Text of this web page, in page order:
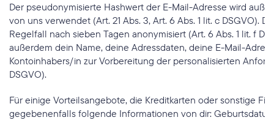
Der pseudonymisierte Hashwert der E-Mail-Adresse wird
von uns verwendet (Art. 21 Abs. 3, Art. 6 Abs. 1 lit. c
Regelfall nach sieben Tagen anonymisiert (Art. 6 Abs. 1 lit. f
außerdem dein Name, deine Adressdaten, deine E-Mail-
Kontoinhabers/in zur Vorbereitung der personalisierten
DSGVO).
Für einige Vorteilsangebote, die Kreditkarten oder sonstige
gegebenenfalls folgende Informationen von dir: